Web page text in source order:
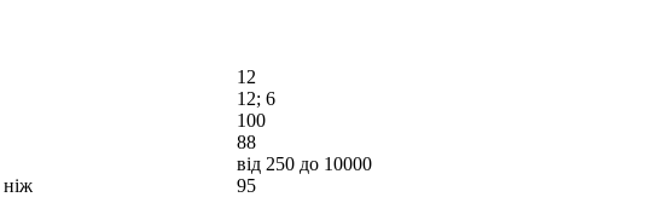
12
12; 6
100
88
від 250 до 10000
ніж
95